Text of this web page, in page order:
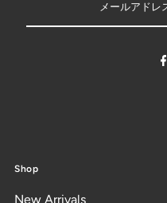
Shop
New Arrivals